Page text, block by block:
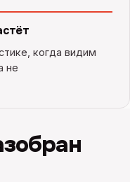
когда видим
не